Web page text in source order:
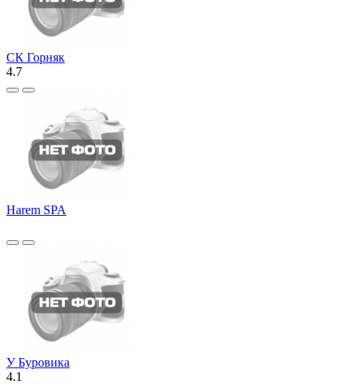
СК Горняк
4.7
Harem SPA
У Буровика
4.1